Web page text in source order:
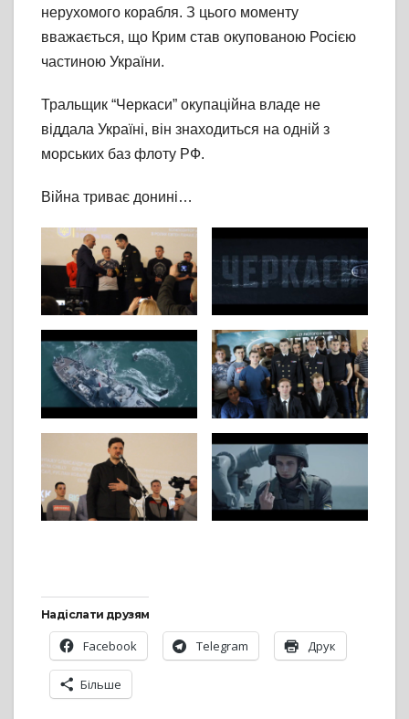
нерухомого корабля. З цього моменту
вважається, що Крим став окупованою Росією
частиною України.
Тральщик “Черкаси” окупаційна владе не
віддала Україні, він знаходиться на одній з
морських баз флоту РФ.
Війна триває донині…
Надіслати друзям
Facebook Telegram Друк
Більше